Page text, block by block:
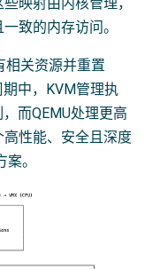
致的内存访问。
相关资源并重置
中，KVM管理执
而QEMU处理更高
性能、安全且深度
。